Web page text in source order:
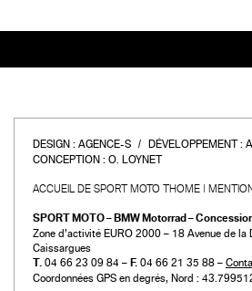
DESIGN : AGENCE-S DÉVELOPPEMENT :
CONCEPTION : O. LOYNET
ACCUEIL DE SPORT MOTO THOME
SPORT MOTO – BMW Motorrad –
Zone d’activité EURO 2000 – 18 Avenue de
Caissargues
T. 04 66 23 09 84 – F. 04 66 21 35 88 –
Coordonnées GPS en degrés, Nord :